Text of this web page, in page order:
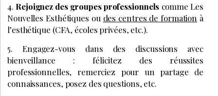
4. Rejoignez des groupes professionnels comme Les
Nouvelles Esthétiques ou des centres de formation à
l’esthétique (CFA, écoles privées, etc.).
5. Engagez-vous dans des discussions avec
bienveillance : félicitez des réussites
professionnelles, remerciez pour un partage de
connaissances, posez des questions, etc.